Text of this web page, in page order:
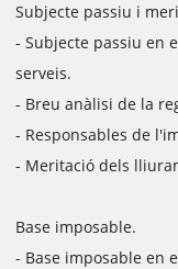
Subjecte passiu i
- Subjecte passiu en
serveis.
- Breu anàlisi de la
- Responsables de
- Meritació dels
Base imposable.
- Base imposable en